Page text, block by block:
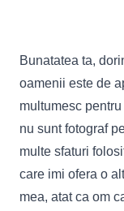
Bunatatea ta,
oamenii este de
multumesc
nu sunt fotograf
multe sfaturi
care imi ofera o
mea, atat ca om